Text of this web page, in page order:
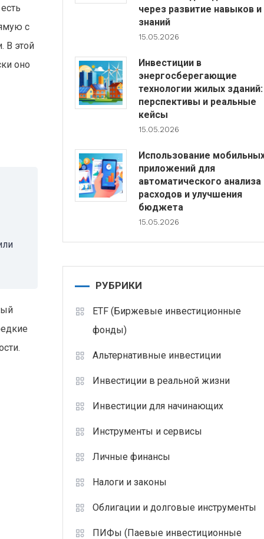
с
В этой
оно
через развитие навыков и
знаний
15.05.2026
Инвестиции в
энергосберегающие
технологии жилых зданий:
перспективы и реальные
кейсы
15.05.2026
Использование
приложений для
автоматического анализа
расходов и улучшения
бюджета
15.05.2026
РУБРИКИ
ETF (Биржевые инвестиционные
фонды)
Альтернативные инвестиции
Инвестиции в реальной жизни
Инвестиции для начинающих
Инструменты и сервисы
Личные финансы
Налоги и законы
Облигации и долговые инструменты
ПИФы (Паевые инвестиционные